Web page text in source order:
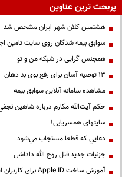
پربحث ترین عناوین
هشتمین کلان شهر ایران مشخص شد
سوابق بیمه شدگان روی سایت تامین
همجنس گرایی در شبکه من و تو
13 توصیه آسان برای رفع بوی بد دهان
مشاهده سامانه آنلاين سوابق بیمه
حكم آيت‌الله مكارم درباره شاهين
سایتهای همسریابی!
دعايي كه قطعا مستجاب مي‌شود
جزئیات جدید قتل روح الله داداشی
آموزش ساخت Apple ID برای کاربران ایرانی